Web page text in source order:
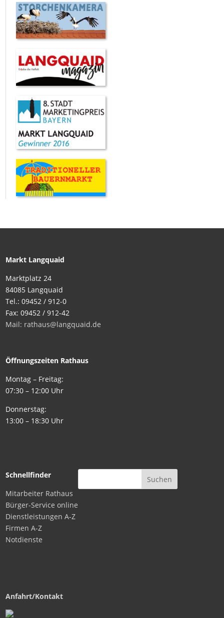
Markt Langquaid
Marktplatz 24
84085 Langquaid
Tel.: 09452 / 912-0
Fax: 09452 / 912-42
Mail: rathaus@langquaid.de
Öffnungszeiten Rathaus
Montag – Freitag:
07:30 – 12:00 Uhr
Donnerstag:
13:00 – 18:30 Uhr
Schnellfinder
Mitarbeiter Rathaus
Bürger-Service online
Dienstleistungen A-Z
Firmen A-Z
Notdienste
Anfahrt/Kontakt